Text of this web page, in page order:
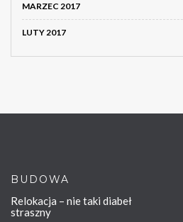
MARZEC 2017
LUTY 2017
BUDOWA
Relokacja – nie taki diabeł
straszny